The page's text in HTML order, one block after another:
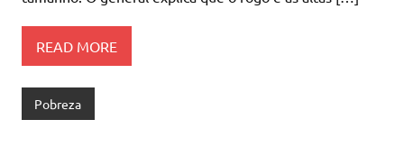
READ MORE
Pobreza